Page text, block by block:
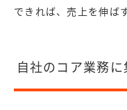
できれば、売上を伸ば
自社のコア業務